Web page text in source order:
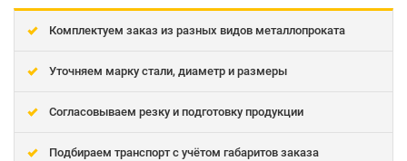
Комплектуем заказ из разных видов металлопроката
Уточняем марку стали, диаметр и размеры
Согласовываем резку и подготовку продукции
Подбираем транспорт с учётом габаритов заказа